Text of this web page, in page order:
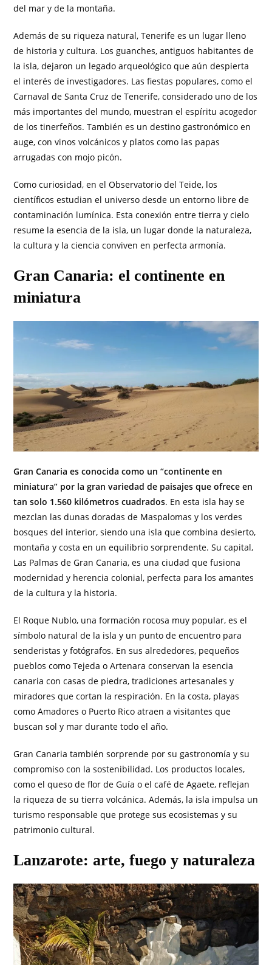
del mar y de la montaña.
Además de su riqueza natural, Tenerife es un lugar lleno
de historia y cultura. Los guanches, antiguos habitantes de
la isla, dejaron un legado arqueológico que aún despierta
el interés de investigadores. Las fiestas populares, como el
Carnaval de Santa Cruz de Tenerife, considerado uno de los
más importantes del mundo, muestran el espíritu acogedor
de los tinerfeños. También es un destino gastronómico en
auge, con vinos volcánicos y platos como las papas
arrugadas con mojo picón.
Como curiosidad, en el Observatorio del Teide, los
científicos estudian el universo desde un entorno libre de
contaminación lumínica. Esta conexión entre tierra y cielo
resume la esencia de la isla, un lugar donde la naturaleza,
la cultura y la ciencia conviven en perfecta armonía.
Gran Canaria: el continente en
miniatura
Gran Canaria es conocida como un “continente en
miniatura” por la gran variedad de paisajes que ofrece en
tan solo 1.560 kilómetros cuadrados. En esta isla hay se
mezclan las dunas doradas de Maspalomas y los verdes
bosques del interior, siendo una isla que combina desierto,
montaña y costa en un equilibrio sorprendente. Su capital,
Las Palmas de Gran Canaria, es una ciudad que fusiona
modernidad y herencia colonial, perfecta para los amantes
de la cultura y la historia.
El Roque Nublo, una formación rocosa muy popular, es el
símbolo natural de la isla y un punto de encuentro para
senderistas y fotógrafos. En sus alrededores, pequeños
pueblos como Tejeda o Artenara conservan la esencia
canaria con casas de piedra, tradiciones artesanales y
miradores que cortan la respiración. En la costa, playas
como Amadores o Puerto Rico atraen a visitantes que
buscan sol y mar durante todo el año.
Gran Canaria también sorprende por su gastronomía y su
compromiso con la sostenibilidad. Los productos locales,
como el queso de flor de Guía o el café de Agaete, reflejan
la riqueza de su tierra volcánica. Además, la isla impulsa un
turismo responsable que protege sus ecosistemas y su
patrimonio cultural.
Lanzarote: arte, fuego y naturaleza